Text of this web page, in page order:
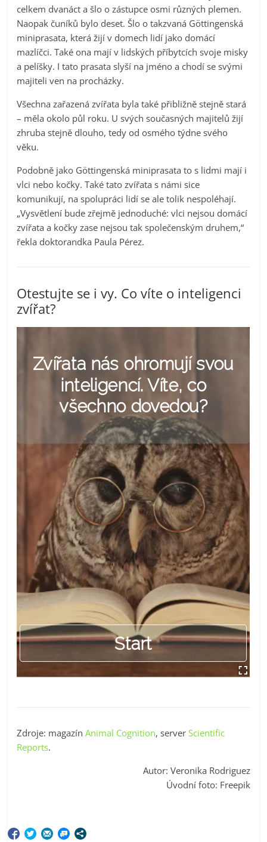
celkem dvanáct a šlo o zástupce osmi různých plemen.
Naopak čuníků bylo deset. Šlo o takzvaná Göttingenská
miniprasata, která žijí v domech lidí jako domácí
mazlíčci. Také ona mají v lidských příbytcích svoje misky
a pelíšky. I tato prasata slyší na jméno a chodí se svými
majiteli ven na procházky.
Všechna zařazená zvířata byla také přibližně stejně stará
– měla okolo půl roku. U svých současných majitelů žijí
zhruba stejně dlouho, tedy od osmého týdne svého
věku.
Podobně jako Göttingenská miniprasata to s lidmi mají i
vlci nebo kočky. Také tato zvířata s námi sice
komunikují, na spolupráci lidí se ale tolik nespoléhají.
„Vysvětlení bude zřejmě jednoduché: vlci nejsou domácí
zvířata a kočky zase nejsou tak společenským druhem,“
řekla doktorandka Paula Pérez.
Otestujte se i vy. Co víte o inteligenci
zvířat?
Zdroje: magazínAnimal Cognition, serverScientific
Reports.
Autor: Veronika Rodriguez
Úvodní foto: Freepik